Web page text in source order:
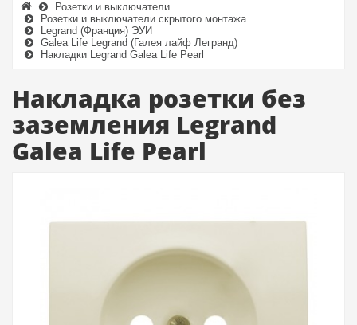
Розетки и выключатели
Розетки и выключатели скрытого монтажа
Legrand (Франция) ЭУИ
Galea Life Legrand (Галея лайф Легранд)
Накладки Legrand Galea Life Pearl
Накладка розетки без
заземления Legrand
Galea Life Pearl